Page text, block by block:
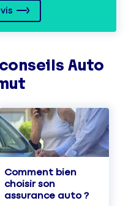
conseils Auto
Comment bien
choisir son
assurance auto ?